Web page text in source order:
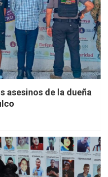
asesinos de la dueña